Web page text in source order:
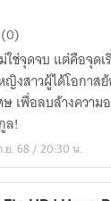
ใช่จุดจบ แต่คือจุด
งสาวผู้ได้โอกาส
เพื่อลบล้างความ
ล!
ย. 68 / 20:30 น.